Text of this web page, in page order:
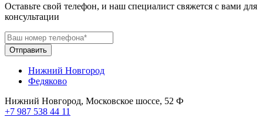
Оставьте свой телефон, и наш специалист свяжется с вами для
консультации
Отправить
Нижний Новгород
Федяково
Нижний Новгород, Московское шоссе, 52 Ф
+7 987 538 44 11